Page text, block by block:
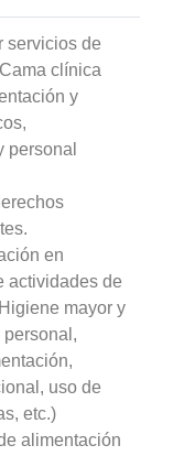
servicios de
clínica
y
personal
en
actividades de
mayor y
personal,
uso de
etc.)
alimentación